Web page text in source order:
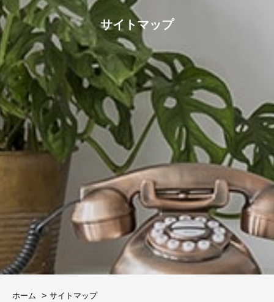
サイトマップ
ホーム サイトマップ